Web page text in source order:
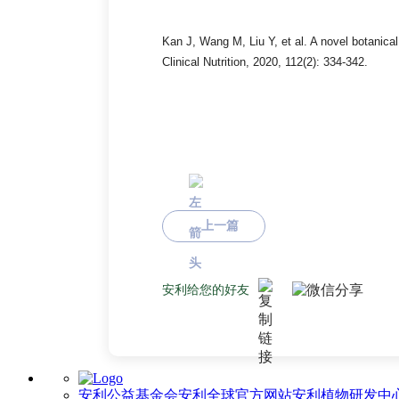
Kan J, Wang M, Liu Y, et al. A novel
Clinical Nutrition, 2020, 112(2): 334-342.
上一篇
安利给您的好友
安利公益基金会安利全球官方网站安利植物研发中